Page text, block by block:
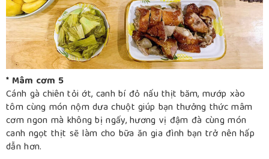
* Mâm cơm 5
Cánh gà chiên tỏi ớt, canh bí đỏ nấu thịt băm, mướp xào
tôm cùng món nộm dưa chuột giúp bạn thưởng thức mâm
cơm ngon mà không bị ngấy, hương vị đậm đà cùng món
canh ngọt thịt sẽ làm cho bữa ăn gia đình bạn trở nên hấp
dẫn hơn.